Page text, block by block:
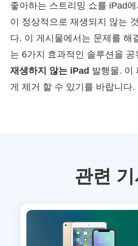
좋아하는 스트리밍 쇼를 iPad
이 정상적으로 재생되지 않는
다. 이 게시물에서는 문제를 해
는 6가지 효과적인 솔루션을 공
재생하지 않는 iPad 발행물. 이
게 제거 할 수 있기를 바랍니다.
관련